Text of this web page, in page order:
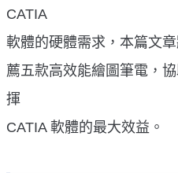
CATIA
軟體的硬體需求，本篇文
薦五款高效能繪圖筆電，
揮
CATIA 軟體的最大效益。